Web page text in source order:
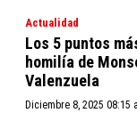
Actualidad
Los 5 puntos
homilía de
Valenzuela
Diciembre 8, 2025 08:15